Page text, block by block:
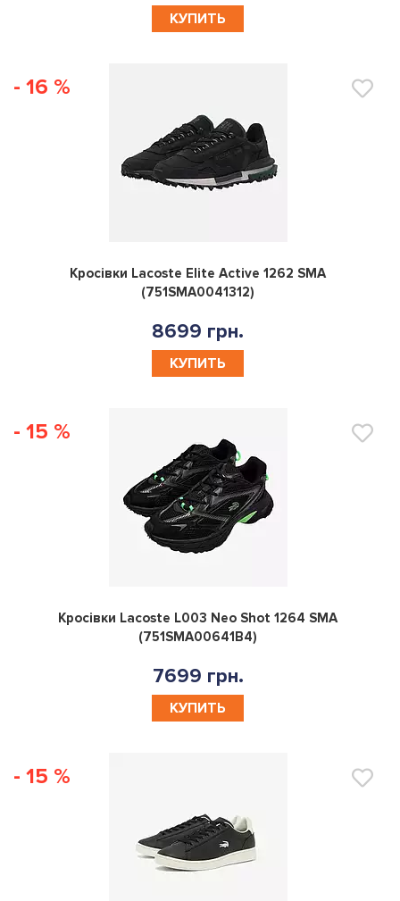
КУПИТЬ
- 16 %
0
Кросівки Lacoste Elite Active 1262 SMA
(751SMA0041312)
8699 грн.
КУПИТЬ
- 15 %
0
Кросівки Lacoste L003 Neo Shot 1264 SMA
(751SMA00641B4)
7699 грн.
КУПИТЬ
- 15 %